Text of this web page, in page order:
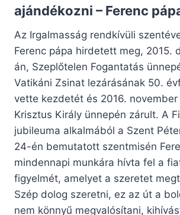
ajándékozni – Ferenc
Az Irgalmasság rendkívüli
Ferenc pápa hirdetett meg, 2015.
án, Szeplőtelen Fogantatás
Vatikáni Zsinat lezárásának 50.
vette kezdetét és 2016.
Krisztus Király ünnepén zárult. A
jubileuma alkalmából a Szent
24-én bemutatott szentmisén
mindennapi munkára hívta fel a
figyelmét, amelyet a szeretet
Szép dolog szeretni, ez az út a
nem könnyű megvalósítani,